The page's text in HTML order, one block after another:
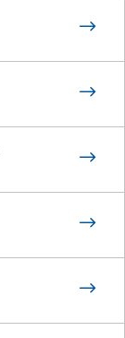
$
$
$
$
$